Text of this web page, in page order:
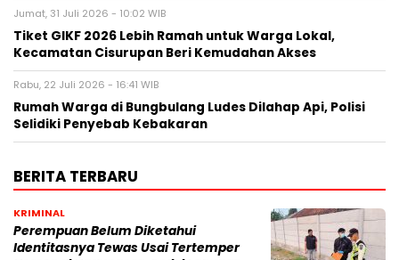
Jumat, 31 Juli 2026 - 10:02 WIB
Tiket GIKF 2026 Lebih Ramah untuk Warga Lokal,
Kecamatan Cisurupan Beri Kemudahan Akses
Rabu, 22 Juli 2026 - 16:41 WIB
Rumah Warga di Bungbulang Ludes Dilahap Api, Polisi
Selidiki Penyebab Kebakaran
BERITA TERBARU
KRIMINAL
Perempuan Belum Diketahui
Identitasnya Tewas Usai Tertemper